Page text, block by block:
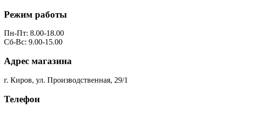
Режим работы
Пн-Пт: 8.00-18.00
Сб-Вс: 9.00-15.00
Адрес магазина
г. Киров, ул. Производственная, 29/1
Телефон